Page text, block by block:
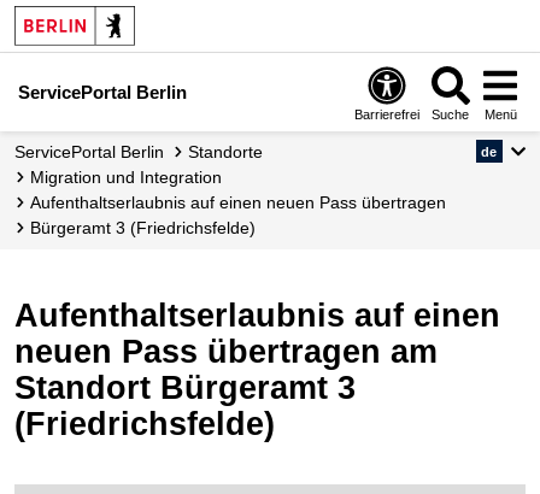
ServicePortal Berlin
Barrierefrei Suche Menü
ServicePortal Berlin
Standorte
Migration und Integration
Aufenthaltserlaubnis auf einen neuen Pass übertragen
Bürgeramt 3 (Friedrichsfelde)
de
Aufenthaltserlaubnis auf einen
neuen Pass übertragen am
Standort Bürgeramt 3
(Friedrichsfelde)